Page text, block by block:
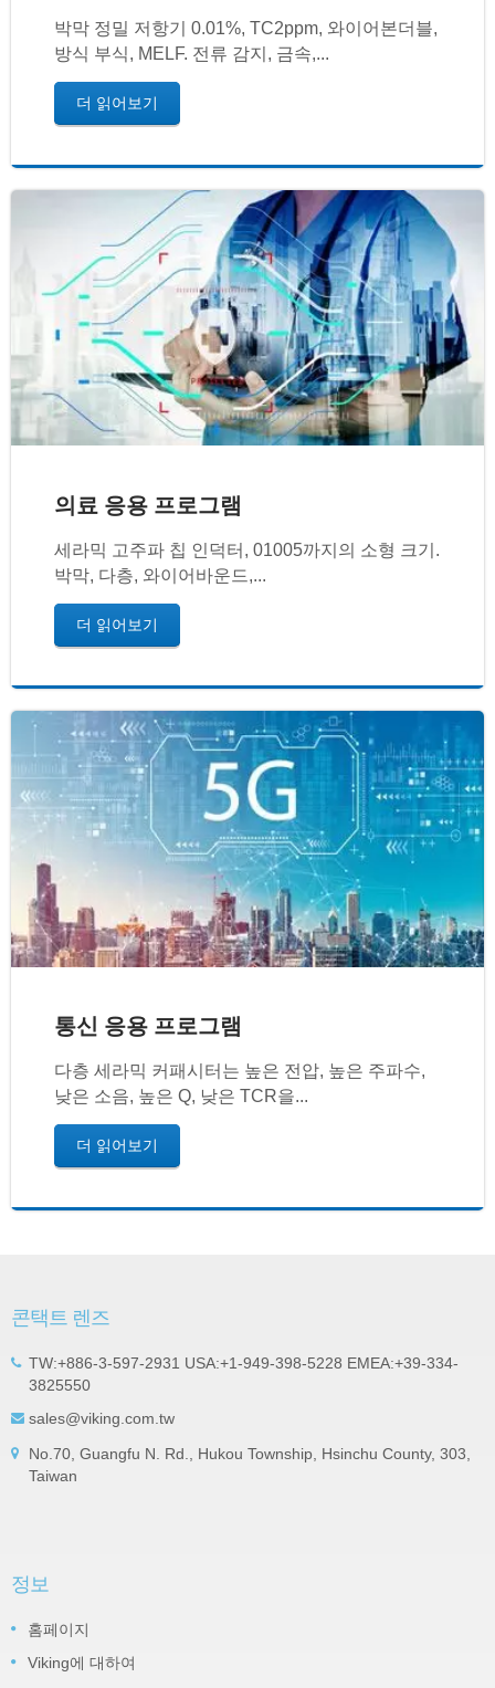
박막 정밀 저항기 0.01%, TC2ppm, 와이어본더블,
방식 부식, MELF. 전류 감지, 금속,...
더 읽어보기
의료 응용 프로그램
세라믹 고주파 칩 인덕터, 01005까지의 소형 크기.
박막, 다층, 와이어바운드,...
더 읽어보기
통신 응용 프로그램
다층 세라믹 커패시터는 높은 전압, 높은 주파수,
낮은 소음, 높은 Q, 낮은 TCR을...
더 읽어보기
콘택트 렌즈
TW:+886-3-597-2931 USA:+1-949-398-5228 EMEA:+39-334-
3825550
sales@viking.com.tw
No.70, Guangfu N. Rd., Hukou Township, Hsinchu County, 303,
Taiwan
정보
홈페이지
Viking에 대하여